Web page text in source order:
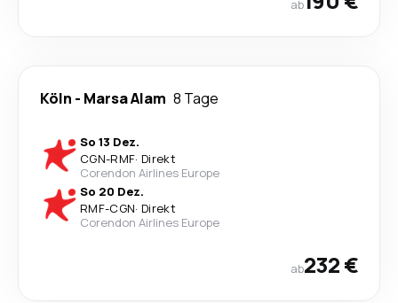
ab
Köln - Marsa Alam 8 Tage
So 13 Dez.
CGN-RMF· Direkt
Corendon Airlines Europe
So 20 Dez.
RMF-CGN· Direkt
Corendon Airlines Europe
ab232 €